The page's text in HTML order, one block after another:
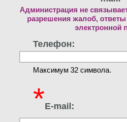
Администрация не
разрешения жалоб,
электронной
Телефон:
Максимум 32 символа.
*E-mail: